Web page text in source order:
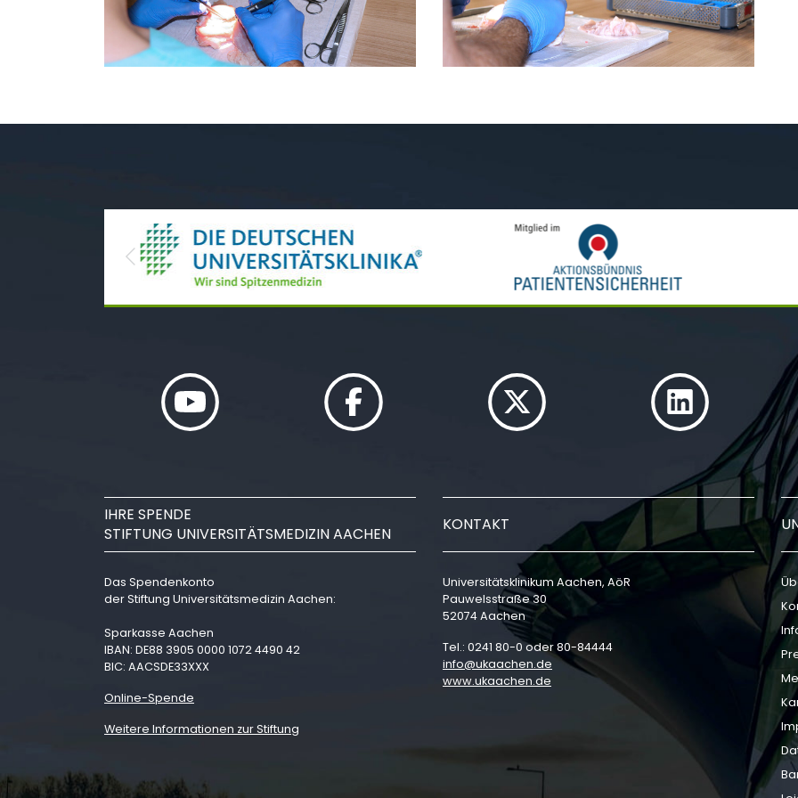
Previous
IHRE SPENDE
STIFTUNG UNIVERSITÄTSMEDIZIN AACHEN
Das Spendenkonto
der Stiftung Universitätsmedizin Aachen:
Sparkasse Aachen
IBAN: DE88 3905 0000 1072 4490 42
BIC: AACSDE33XXX
Online-Spende
Weitere Informationen zur Stiftung
KONTAKT
Universitätsklinikum Aachen, AöR
Pauwelsstraße 30
52074 Aachen
Tel.: 0241 80-0 oder 80-84444
info
ukaachen de
www.ukaachen.de